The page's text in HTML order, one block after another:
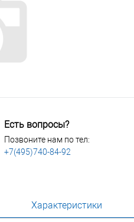
Сопутствующие товары
Электромонтажные изделия
Есть вопросы?
Позвоните нам по тел:
+7(495)740-84-92
Характеристики